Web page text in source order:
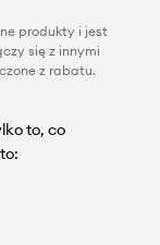
produkty i jest
się z innymi
z rabatu.
to, co